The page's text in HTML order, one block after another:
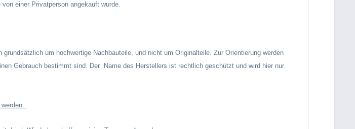
einer Privatperson angekauft wurde.
um hochwertige Nachbauteile, und nicht um Originalteile. Zur Orientierung werden
Gebrauch bestimmt sind. Der
Name des Herstellers ist rechtlich geschützt und wird hier nur